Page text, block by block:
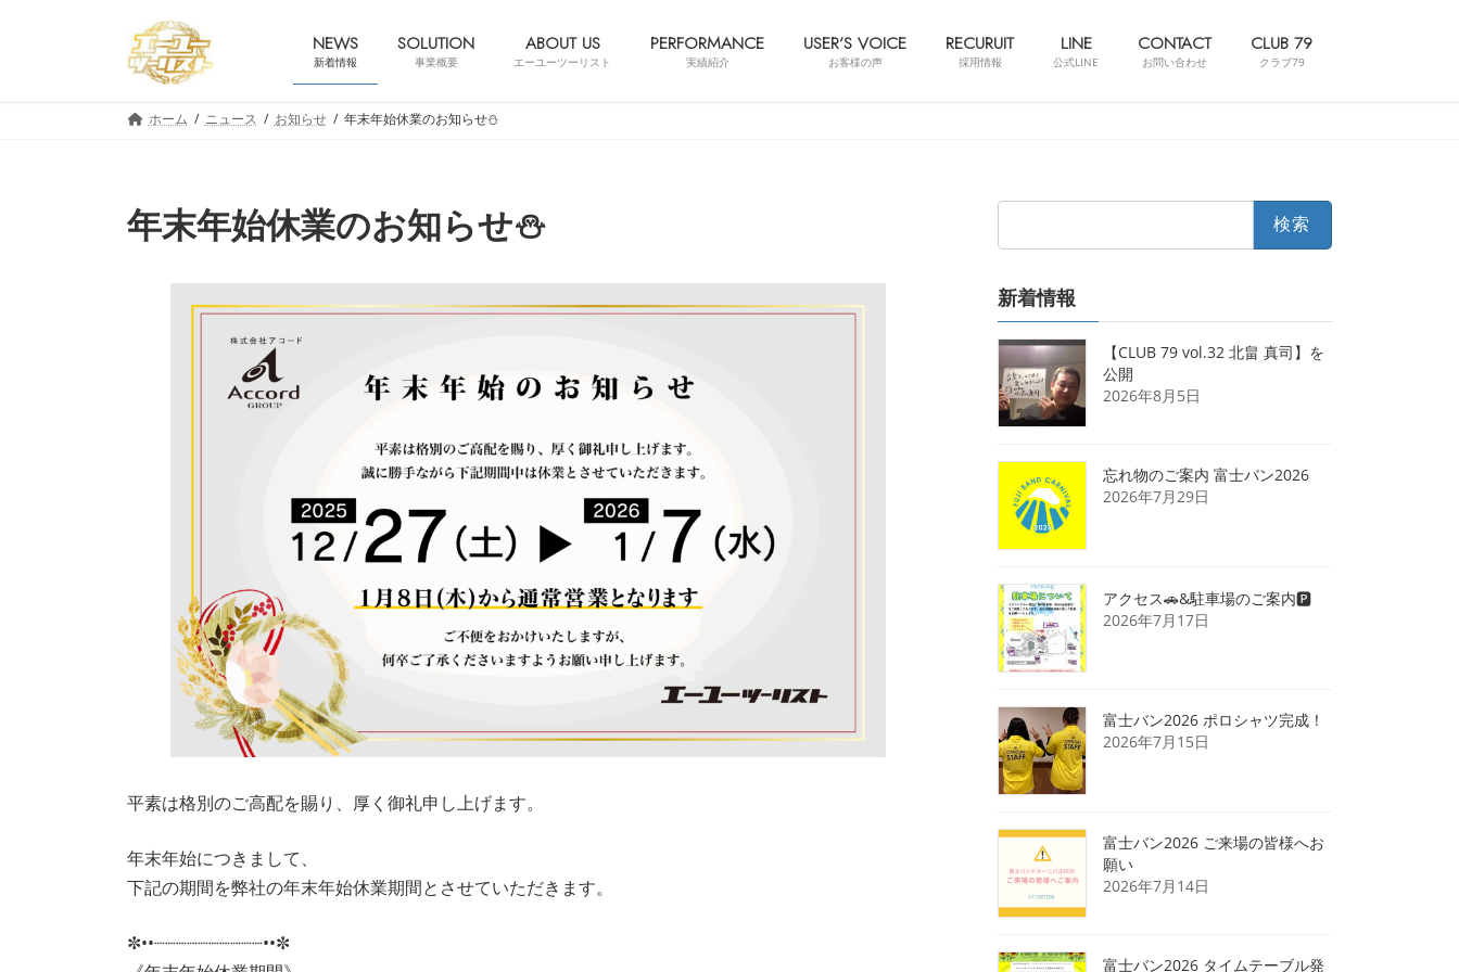
NEWS
新着情報
SOLUTION
事業概要
ABOUT US
エーユーツーリスト
PERFORMANCE
実績紹介
USER’S VOICE
お客様の声
RECURUIT
採用情報
LINE
公式LINE
CONTACT
お問い合わせ
CLUB 79
クラブ79
ホーム ニュース お知らせ 年末年始休業のお知らせ⛄
年末年始休業のお知らせ⛄
平素は格別のご高配を賜り、厚く御礼申し上げます。
年末年始につきまして、
下記の期間を弊社の年末年始休業期間とさせていただきます。
✼••┈┈┈┈┈┈┈┈┈┈••✼
検
新着情報
【CLUB 79 vol.32 北畠 真司】を
公開
2026年8月5日
忘れ物のご案内 富士バン2026
2026年7月29日
アクセス🚗&駐車場のご案内🅿️
2026年7月17日
富士バン2026 ポロシャツ完成！
2026年7月15日
富士バン2026 ご来場の皆様へお
願い
2026年7月14日
富士バン2026 タイムテーブル発